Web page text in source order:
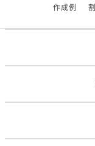
【アシックス】一部商
作成例